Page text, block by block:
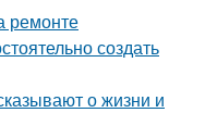
ремонте
создать
о жизни и